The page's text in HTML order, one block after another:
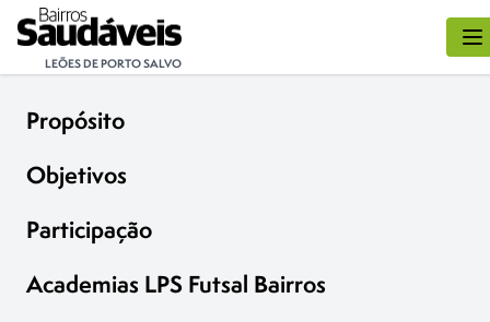
LEÕES DE PORTO SALVO
Propósito
Objetivos
Participação
Academias LPS Futsal Bairros